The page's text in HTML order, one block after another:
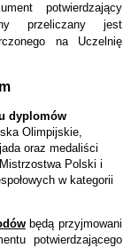
potwierdzający
przeliczany jest
na Uczelnię
dyplomów
Olimpijskie,
oraz medaliści
Polski i
w kategorii
będą przyjmowani
potwierdzającego